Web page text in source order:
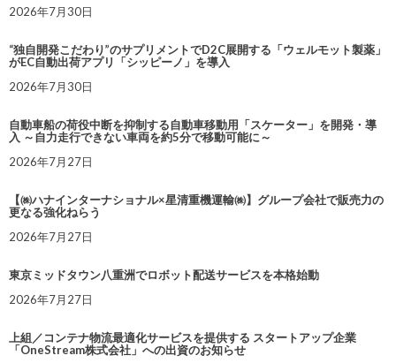
2026年7月30日
“独自開発こだわり”のサプリメントでD2C展開する「ウェルモット製薬」
がEC自動出荷アプリ「シッピーノ」を導入
2026年7月30日
自動車船の荷役中断を抑制する自動車移動用「スケーター」を開発・導
入 ～自力走行できない車両を約5分で移動可能に～
2026年7月27日
【㈱ハナインターナショナル×星清重機運輸㈱】グループ会社で販売力の
更なる強化ねらう
2026年7月27日
東京ミッドタウン八重洲でロボット配送サービスを本格始動
2026年7月27日
上組／コンテナ物流最適化サービスを提供する スタートアップ企業
「OneStream株式会社」への出資のお知らせ